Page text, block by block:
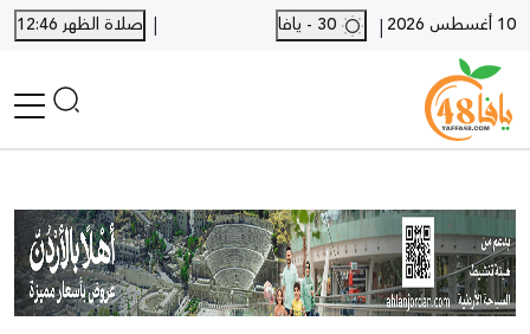
10 أغسطس 2026 |
| صلاة الظهر 12:46
أخبار محلية
أخبار يافا
SHORTS
أخبار اللد والرملة